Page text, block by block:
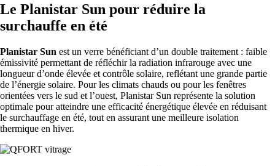
Le Planistar Sun pour réduire la
surchauffe en été
Planistar Sun est un verre bénéficiant d’un double traitement : faible
émissivité permettant de réfléchir la radiation infrarouge avec une
longueur d’onde élevée et contrôle solaire, reflétant une grande partie
de l’énergie solaire. Pour les climats chauds ou pour les fenêtres
orientées vers le sud et l’ouest, Planistar Sun représente la solution
optimale pour atteindre une efficacité énergétique élevée en réduisant
le surchauffage en été, tout en assurant une meilleure isolation
thermique en hiver.